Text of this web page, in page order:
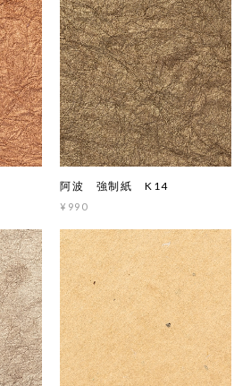
阿波 強制紙 K14
¥990